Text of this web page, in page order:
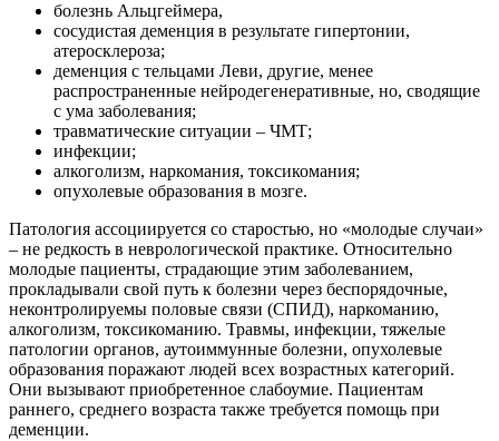
болезнь Альцгеймера,
сосудистая деменция в результате гипертонии,
атеросклероза;
деменция с тельцами Леви, другие, менее
распространенные нейродегенеративные, но, сводящие
с ума заболевания;
травматические ситуации – ЧМТ;
инфекции;
алкоголизм, наркомания, токсикомания;
опухолевые образования в мозге.
Патология ассоциируется со старостью, но «молодые случаи»
– не редкость в неврологической практике. Относительно
молодые пациенты, страдающие этим заболеванием,
прокладывали свой путь к болезни через беспорядочные,
неконтролируемы половые связи (СПИД), наркоманию,
алкоголизм, токсикоманию. Травмы, инфекции, тяжелые
патологии органов, аутоиммунные болезни, опухолевые
образования поражают людей всех возрастных категорий.
Они вызывают приобретенное слабоумие. Пациентам
раннего, среднего возраста также требуется помощь при
деменции.